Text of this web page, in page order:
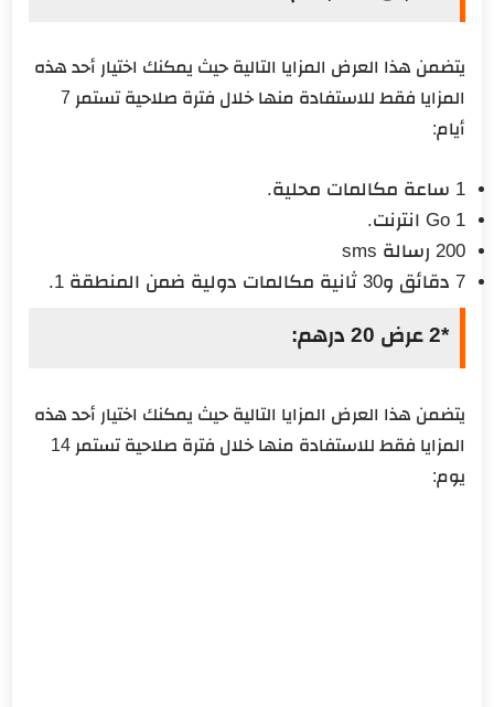
يتضمن هذا العرض المزايا التالية حيث يمكنك اختيار أحد هذه
المزايا فقط للاستفادة منها خلال فترة صلاحية تستمر 7
أيام:
1 ساعة مكالمات محلية.
1 Go انترنت.
200 رسالة sms
7 دقائق و30 ثانية مكالمات دولية ضمن المنطقة 1.
*2 عرض 20 درهم:
يتضمن هذا العرض المزايا التالية حيث يمكنك اختيار أحد هذه
المزايا فقط للاستفادة منها خلال فترة صلاحية تستمر 14
يوم: